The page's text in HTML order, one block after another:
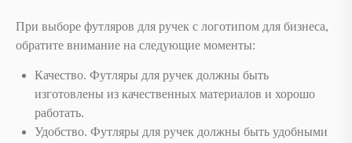
При выборе футляров для ручек с логотипом для бизнеса,
обратите внимание на следующие моменты:
Качество. Футляры для ручек должны быть
изготовлены из качественных материалов и хорошо
работать.
Удобство. Футляры для ручек должны быть удобными